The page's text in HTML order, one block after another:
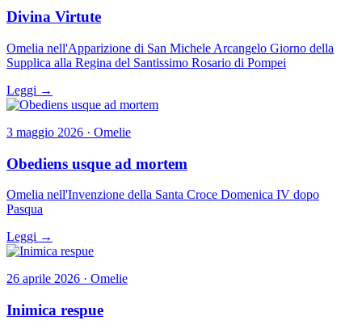
Divina Virtute
Omelia nell'Apparizione di San Michele Arcangelo Giorno della
Supplica alla Regina del Santissimo Rosario di Pompei
Leggi →
3 maggio 2026 · Omelie
Obediens usque ad mortem
Omelia nell'Invenzione della Santa Croce Domenica IV dopo
Pasqua
Leggi →
26 aprile 2026 · Omelie
Inimica respue